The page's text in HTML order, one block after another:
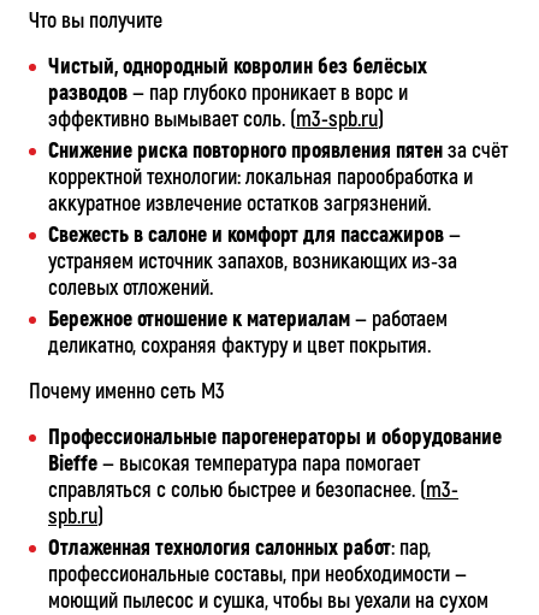
Что вы получите
Чистый, однородный ковролин без белёсых
разводов— пар глубоко проникает в ворс и
эффективно вымывает соль. (m3-spb.ru)
Снижение риска повторного проявления пятенза счёт
корректной технологии: локальная парообработка и
аккуратное извлечение остатков загрязнений.
Свежесть в салоне и комфорт для пассажиров—
устраняем источник запахов, возникающих из‑за
солевых отложений.
Бережное отношение к материалам— работаем
деликатно, сохраняя фактуру и цвет покрытия.
Почему именно сеть М3
Профессиональные парогенераторы и оборудование
Bieffe— высокая температура пара помогает
справляться с солью быстрее и безопаснее. (m3-
spb.ru)
Отлаженная технология салонных работ: пар,
профессиональные составы, при необходимости —
моющий пылесос и сушка, чтобы вы уехали на сухом